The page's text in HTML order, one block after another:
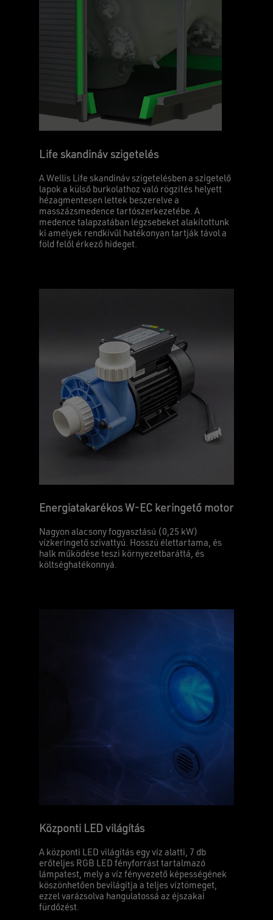
Life skandináv szigetelés
A Wellis Life skandináv szigetelésben a szigetelő
lapok a külső burkolathoz való rögzítés helyett
hézagmentesen lettek beszerelve a
masszázsmedence tartószerkezetébe. A
medence talapzatában légzsebeket alakítottunk
ki amelyek rendkívűl hatékonyan tartják távol a
föld felől érkező hideget.
Energiatakarékos W-EC keringető motor
Nagyon alacsony fogyasztású (0,25 kW)
vízkeringető szivattyú. Hosszú élettartama, és
halk működése teszi környezetbaráttá, és
költséghatékonnyá.
Központi LED világítás
A központi LED világítás egy víz alatti, 7 db
erőteljes RGB LED fényforrást tartalmazó
lámpatest, mely a víz fényvezető képességének
köszönhetően bevilágítja a teljes víztömeget,
ezzel varázsolva hangulatossá az éjszakai
fürdőzést.